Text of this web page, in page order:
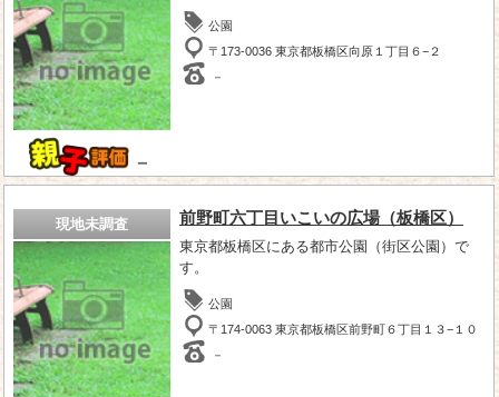
－
公園
〒173-0036 東京都板橋区向原１丁目６−２
－
現地未調査 前野町六丁目いこいの広場（板橋区）
東京都板橋区にある都市公園（街区公園）で
す。
公園
〒174-0063 東京都板橋区前野町６丁目１３−１０
－